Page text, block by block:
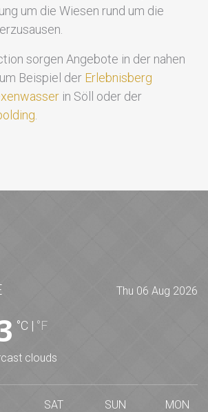
um die Wiesen rund um die
sorgen Angebote in der nahen
Beispiel der Erlebnisberg
in Söll oder der
Thu 06 Aug 2026
°C | °F
clouds
SAT SUN MON